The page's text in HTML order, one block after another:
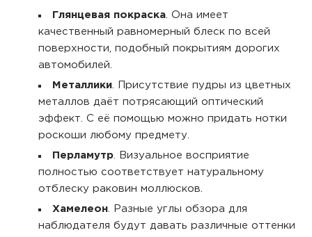
Глянцевая покраска . Она имеет
качественный равномерный блеск по всей
поверхности, подобный покрытиям дорогих
автомобилей.
Металлики . Присутствие пудры из цветных
металлов даёт потрясающий оптический
эффект. С её помощью можно придать нотки
роскоши любому предмету.
Перламутр . Визуальное восприятие
полностью соответствует натуральному
отблеску раковин моллюсков.
Хамелеон . Разные углы обзора для
наблюдателя будут давать различные оттенки